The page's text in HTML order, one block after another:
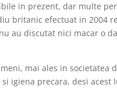
in prezent, dar multe
britanic efectuat in 2004
au discutat nici macar o
mai ales in societatea
igiena precara, desi acest